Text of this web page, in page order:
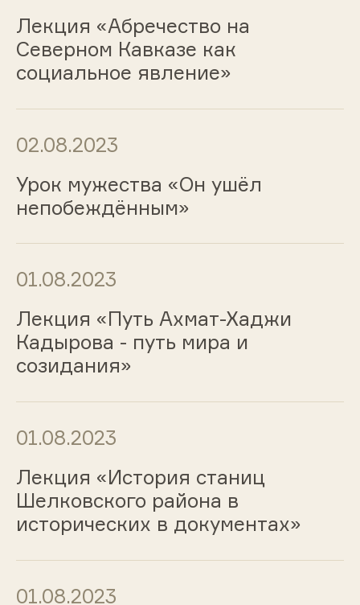
Лекция «Абречество на
Северном Кавказе как
социальное явление»
02.08.2023
Урок мужества «Он ушёл
непобеждённым»
01.08.2023
Лекция «Путь Ахмат-Хаджи
Кадырова - путь мира и
созидания»
01.08.2023
Лекция «История станиц
Шелковского района в
исторических в документах»
01.08.2023